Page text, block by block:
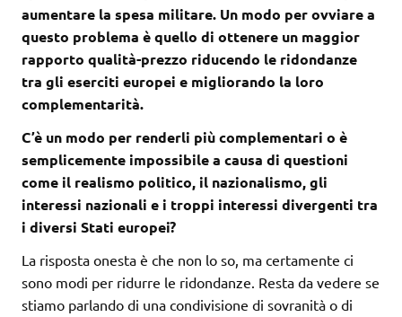
aumentare la spesa militare. Un modo per ovviare a
questo problema è quello di ottenere un maggior
rapporto qualità-prezzo riducendo le ridondanze
tra gli eserciti europei e migliorando la loro
complementarità.
C’è un modo per renderli più complementari o è
semplicemente impossibile a causa di questioni
come il realismo politico, il nazionalismo, gli
interessi nazionali e i troppi interessi divergenti tra
i diversi Stati europei?
La risposta onesta è che non lo so, ma certamente ci
sono modi per ridurre le ridondanze. Resta da vedere se
stiamo parlando di una condivisione di sovranità o di